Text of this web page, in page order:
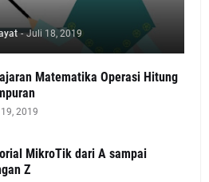
- Juli 18, 2019
Matematika Operasi Hitung
2019
MikroTik dari A sampai
Z